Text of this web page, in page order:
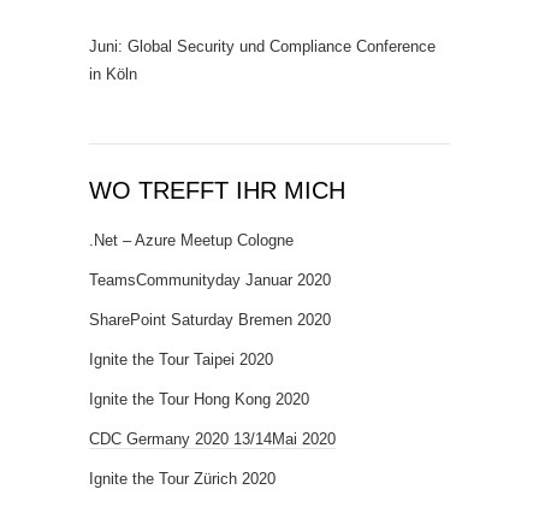
Juni: Global Security und Compliance Conference
in Köln
WO TREFFT IHR MICH
.Net – Azure Meetup Cologne
TeamsCommunityday Januar 2020
SharePoint Saturday Bremen 2020
Ignite the Tour Taipei 2020
Ignite the Tour Hong Kong 2020
CDC Germany 2020 13/14Mai 2020
Ignite the Tour Zürich 2020